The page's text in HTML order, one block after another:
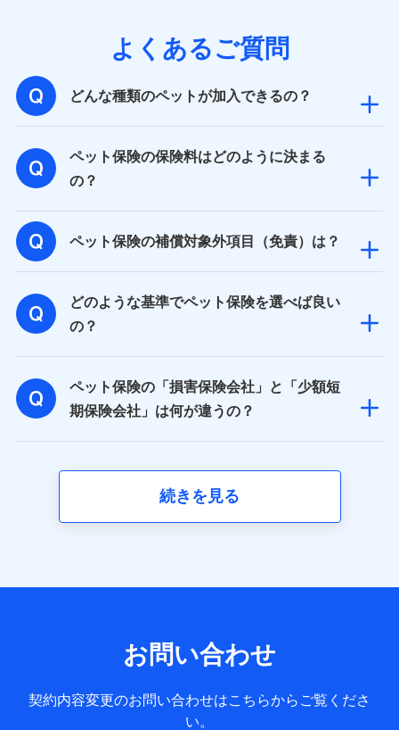
当社は利用目的の達成に必要な範囲内において個人情報
の取り扱いの全部または一部を委託する場合がありま
す。
当社は株式会社NTTドコモとの間で、以下のとおり個
人データを共同利用します。
【共同して利用される利用データの項目】
当社又は株式会社NTTドコモがサービス提供等を通じて
基本情報
氏名、電話番号、メールアドレス、お客さまの識別子、属
性、連絡先、dポイントサービスのご利用に関する情報。例
として、dポイントカード番号、性別、年齢、家族構成、住
利用情報
当社又は株式会社NTTドコモが提供する各種サービスなどの
ご契約・ご利用などに関する情報。例として、当社又は株式
会社NTTドコモが提供する各種サービスのご契約状態・ご利
ーション利用時の行動に関する情報、購入されたサービスや
商品の名称・購入場所・決済に関する情報、アンケートの回
答に関する情報などが含まれます。
保険関連サービス情報
た情報（氏名、住所、生年月日、性別、保険契約者と被保険
の構造や築年数などの情報、ペットの種類や年齢など）及び
お客様との応対記録 （お客様に提示した比較見積の試算結
歴の情報及び保険の更改案内等を提供した際のメール内容や
送信履歴などの情報）が含まれます。
よくあるご質問
どんな種類のペットが加入できるの？
ペット保険の保険料はどのように決まる
の？
ペット保険の補償対象外項目（免責）は？
どのような基準でペット保険を選べば良い
の？
ペット保険の「損害保険会社」と「少額短
期保険会社」は何が違うの？
続きを見る
お問い合わせ
契約内容変更のお問い合わせはこちらからご覧くださ
い。